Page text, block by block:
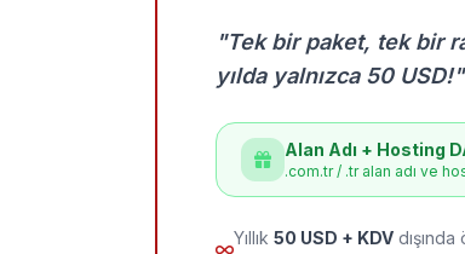
"Tek bir paket, tek bir
yılda yalnızca 50 USD!"
Alan Adı + Hosting
.com.tr / .tr alan adı ve
Yıllık 50 USD + KDV